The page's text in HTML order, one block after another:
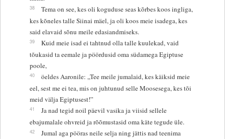
38
Tema on see, kes oli koguduse seas kõrbes koos ingliga,
kes kõneles talle Siinai mäel, ja oli koos meie isadega, kes
said elavaid sõnu meile edasiandmiseks.
39
Kuid meie isad ei tahtnud olla talle kuulekad, vaid
tõukasid ta eemale ja pöördusid oma südamega Egiptuse
poole,
40
öeldes Aaronile: „Tee meile jumalaid, kes käiksid meie
eel, sest me ei tea, mis on juhtunud selle Moosesega, kes tõi
meid välja Egiptusest!”
41
Ja nad tegid noil päevil vasika ja viisid sellele
ebajumalale ohvreid ja rõõmustasid oma käte tegude üle.
42
Jumal aga pööras neile selja ning jättis nad teenima